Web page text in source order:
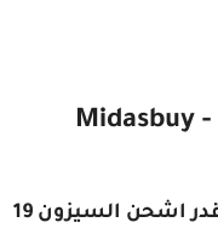
شحن السيزون 17 مجانا أفضل برنامج لربح شدات ببجي موبايل بلاش 2020 هل اقدر اشحن السيزون 19